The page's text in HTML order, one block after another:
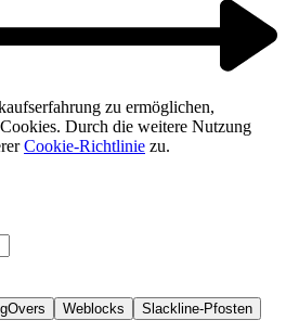
zu ermöglichen,
Durch die weitere Nutzung
Cookie-Richtlinie zu.
Weblocks
Slackline-Pfosten